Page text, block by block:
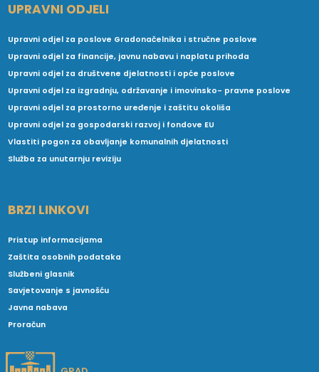
UPRAVNI ODJELI
Upravni odjel za poslove Gradonačelnika i stručne poslove
Upravni odjel za financije, javnu nabavu i naplatu prihoda
Upravni odjel za društvene djelatnosti i opće poslove
Upravni odjel za izgradnju, održavanje i imovinsko- pravne poslove
Upravni odjel za prostorno uređenje i zaštitu okoliša
Upravni odjel za gospodarski razvoj i fondove EU
Vlastiti pogon za obavljanje komunalnih djelatnosti
Služba za unutarnju reviziju
BRZI LINKOVI
Pristup informacijama
Zaštita osobnih podataka
Službeni glasnik
Savjetovanje s javnošću
Javna nabava
Proračun